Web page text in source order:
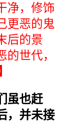
净，修饰
更恶的鬼
后的景
世代，
虽也赶
，并未接